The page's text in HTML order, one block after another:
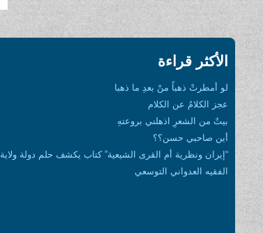
الأكثر قراءة
لو أمطرتْ ذهباً منْ بعدِ ما ذهبا
عجز الكلامُ عن الكلام
بيتٌ من الشعرِ اذهلني بروعتهِ
أين صاحبي حسن؟؟
“إيران ونظرية أم القرى الشيعية” كتاب يكشف حلم دولة ولاية
الفقيه العدواني التوسعي